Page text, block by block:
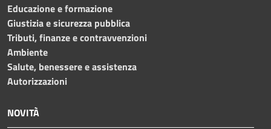
Educazione e formazione
Giustizia e sicurezza pubblica
Tributi, finanze e contravvenzioni
Ambiente
Salute, benessere e assistenza
Autorizzazioni
NOVITÀ